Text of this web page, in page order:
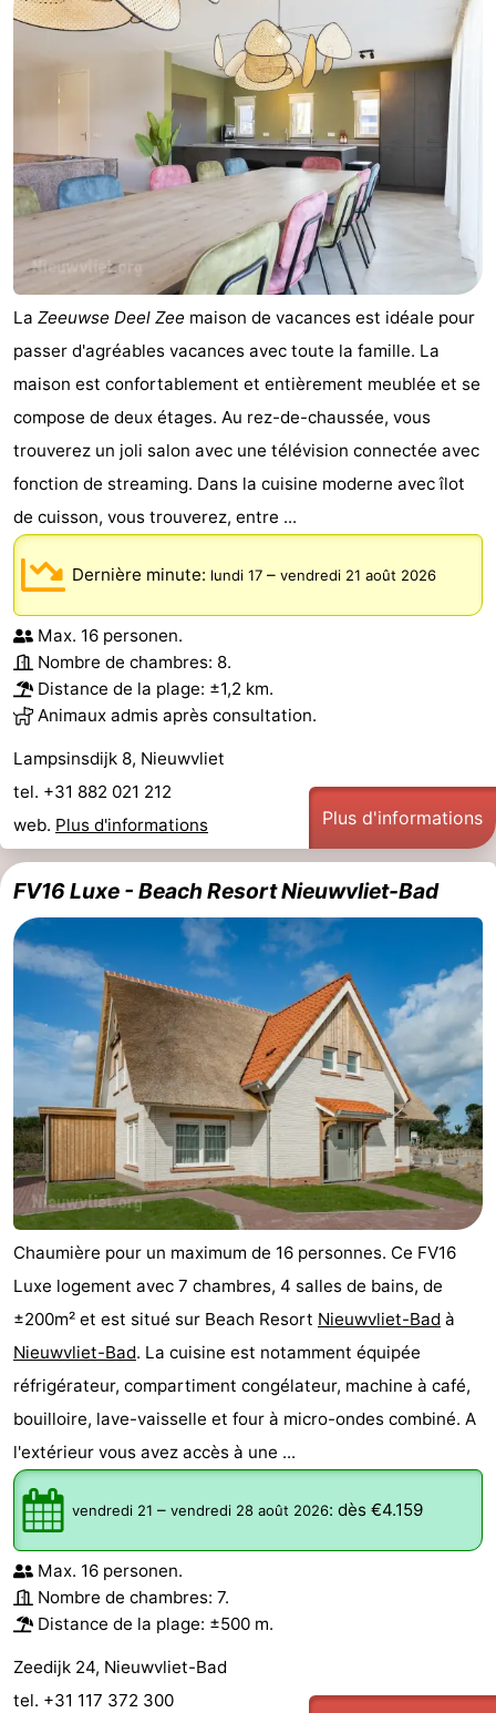
La Zeeuwse Deel Zee maison de vacances est idéale pour
passer d'agréables vacances avec toute la famille. La
maison est confortablement et entièrement meublée et se
compose de deux étages. Au rez-de-chaussée, vous
trouverez un joli salon avec une télévision connectée avec
fonction de streaming. Dans la cuisine moderne avec îlot
de cuisson, vous trouverez, entre ...
Dernière minute: lundi 17 – vendredi 21 août 2026
Max. 16 personen.
Nombre de chambres: 8.
Distance de la plage: ±1,2 km.
Animaux admis après consultation.
Lampsinsdijk 8, Nieuwvliet
tel. +31 882 021 212
web. Plus d'informations Plus d'informations
FV16 Luxe - Beach Resort Nieuwvliet-Bad
Chaumière pour un maximum de 16 personnes. Ce FV16
Luxe logement avec 7 chambres, 4 salles de bains, de
±200m² et est situé sur Beach Resort Nieuwvliet-Bad à
Nieuwvliet-Bad. La cuisine est notamment équipée
réfrigérateur, compartiment congélateur, machine à café,
bouilloire, lave-vaisselle et four à micro-ondes combiné. A
l'extérieur vous avez accès à une ...
vendredi 21 – vendredi 28 août 2026: dès €4.159
Max. 16 personen.
Nombre de chambres: 7.
Distance de la plage: ±500 m.
Zeedijk 24, Nieuwvliet-Bad
tel. +31 117 372 300